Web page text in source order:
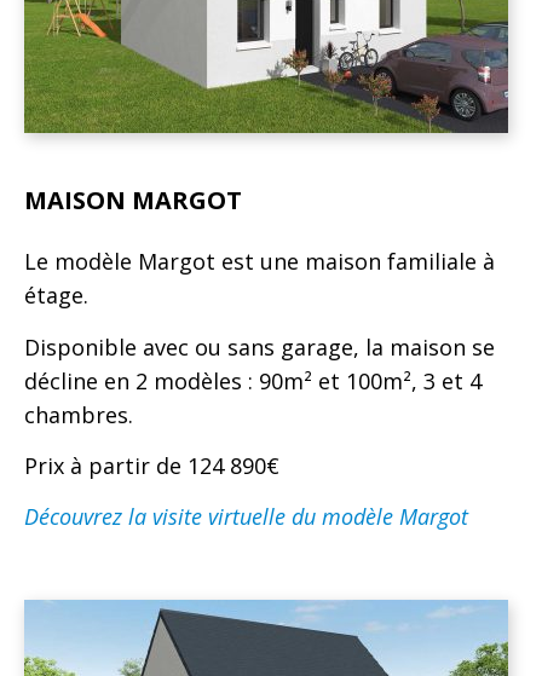
MAISON MARGOT
Le modèle Margot est une maison familiale à
étage.
Disponible avec ou sans garage, la maison se
décline en 2 modèles : 90m² et 100m², 3 et 4
chambres.
Prix à partir de 124 890€
Découvrez la visite virtuelle du modèle Margot